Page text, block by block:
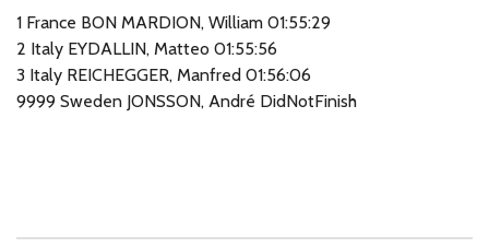
1 France BON MARDION, William 01:55:29
2 Italy EYDALLIN, Matteo 01:55:56
3 Italy REICHEGGER, Manfred 01:56:06
9999 Sweden JONSSON, André DidNotFinish